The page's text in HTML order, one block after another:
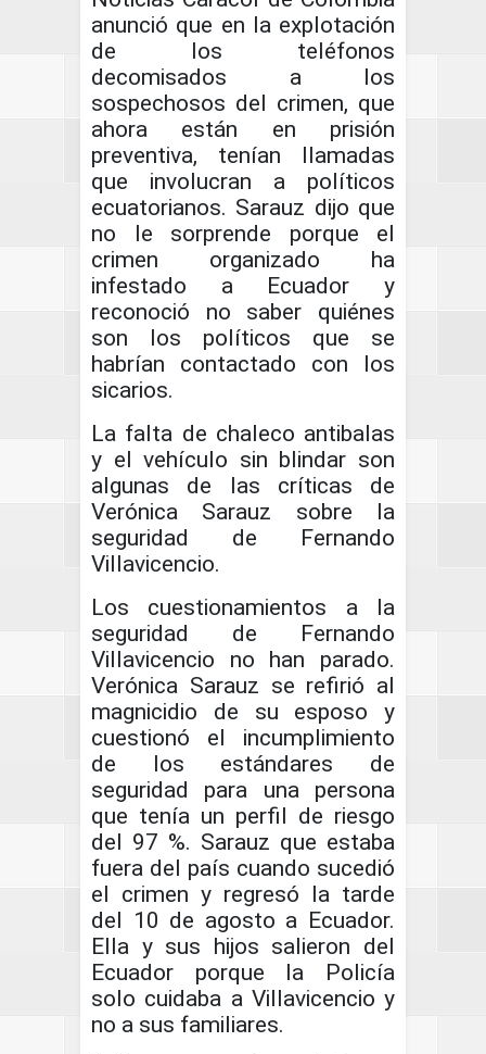
anunció que en la explotación
de los teléfonos
decomisados a los
sospechosos del crimen, que
ahora están en prisión
preventiva, tenían llamadas
que involucran a políticos
ecuatorianos. Sarauz dijo que
no le sorprende porque el
crimen organizado ha
infestado a Ecuador y
reconoció no saber quiénes
son los políticos que se
habrían contactado con los
sicarios.
La falta de chaleco antibalas
y el vehículo sin blindar son
algunas de las críticas de
Verónica Sarauz sobre la
seguridad de Fernando
Villavicencio.
Los cuestionamientos a la
seguridad de Fernando
Villavicencio no han parado.
Verónica Sarauz se refirió al
magnicidio de su esposo y
cuestionó el incumplimiento
de los estándares de
seguridad para una persona
que tenía un perfil de riesgo
del 97 %. Sarauz que estaba
fuera del país cuando sucedió
el crimen y regresó la tarde
del 10 de agosto a Ecuador.
Ella y sus hijos salieron del
Ecuador porque la Policía
solo cuidaba a Villavicencio y
no a sus familiares.